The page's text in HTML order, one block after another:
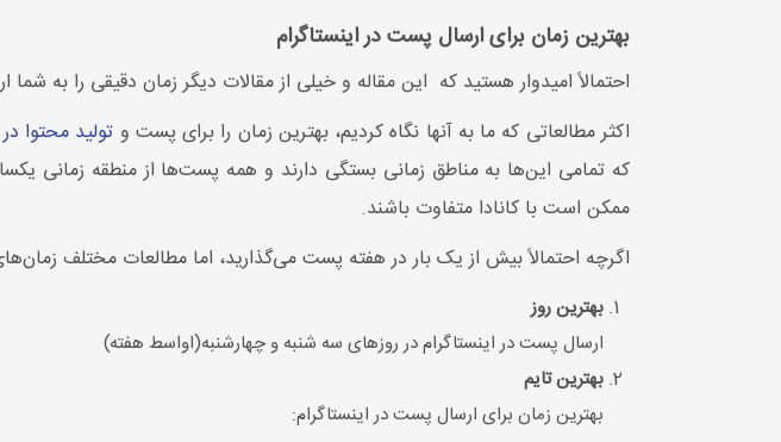
بهترین زمان برای ارسال پست در اینستاگرام
احتمالاً امیدوار هستید که این مقاله و خیلی از مقالات دیگر زمان دقیقی را به
اکثر مطالعاتی که ما به آنها نگاه کردیم، بهترین زمان را برای پست و تولید محتوا
که تمامی این‌ها به مناطق زمانی بستگی دارند و همه پست‌ها از منطقه زمانی
ممکن است با کانادا متفاوت باشند.
اگرچه احتمالاً بیش از یک بار در هفته پست می‌گذارید، اما مطالعات مختلف
بهترین روز
ارسال پست در اینستاگرام در روزهای سه شنبه و چهارشنبه(اواسط هفته)
بهترین تایم
بهترین زمان برای ارسال پست در اینستاگرام: